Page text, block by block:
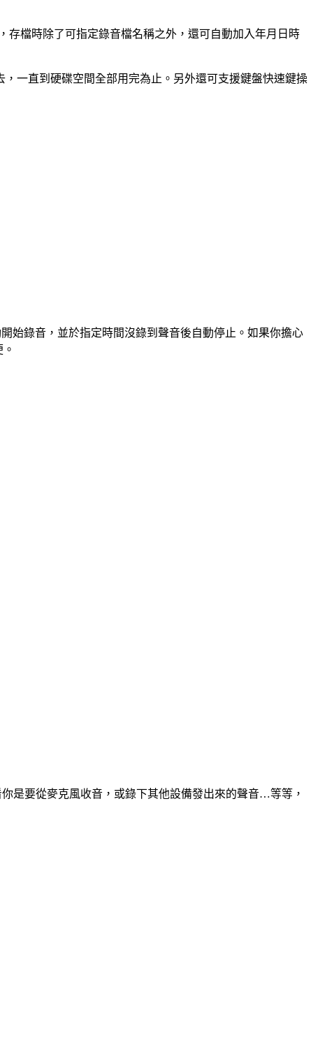
存檔時除了可指定錄音檔名稱之外，還可自動加入年月日時
一直到硬碟空間全部用完為止。另外還可支援鍵盤快速鍵操
始錄音，並於指定時間沒錄到聲音後自動停止。如果你擔心
是要從麥克風收音，或錄下其他設備發出來的聲音…等等，